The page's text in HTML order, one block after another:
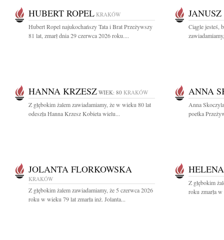
HUBERT ROPEL KRAKÓW
Hubert Ropel najukochańszy Tata i Brat Przeżywszy
81 lat, zmarł dnia 29 czerwca 2026 roku....
Ciągle jesteś,
HANNA KRZESZ WIEK: 80 KRAKÓW
Z głębokim żalem zawiadamiamy, że w wieku 80 lat
odeszła Hanna Krzesz Kobieta wielu...
ANNA
Anna
poetka
JOLANTA FLORKOWSKA
KRAKÓW
Z głębokim żalem zawiadamiamy, że 5 czerwca 2026
roku w wieku 79 lat zmarła inż. Jolanta...
Z głębokim
roku zmarła